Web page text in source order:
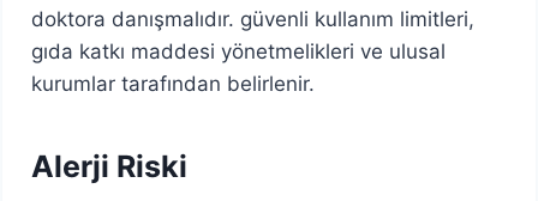
doktora danışmalıdır. güvenli kullanım limitleri,
gıda katkı maddesi yönetmelikleri ve ulusal
kurumlar tarafından belirlenir.
Alerji Riski